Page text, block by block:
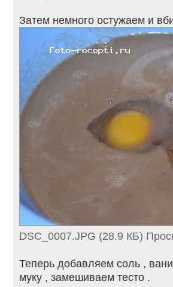
Затем немного остужаем и
DSC_0007.JPG (28.9 КБ)
Теперь добавляем соль ,
муку , замешиваем тесто .